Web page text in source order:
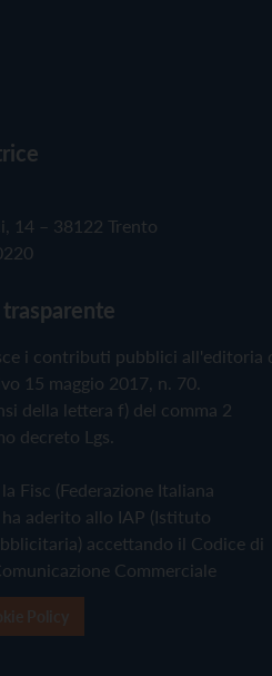
14 – 38122 Trento
i contributi pubblici all'editoria
15 maggio 2017, n. 70.
della lettera f) del comma 2
decreto Lgs.
Fisc (Federazione Italiana
aderito allo IAP (Istituto
accettando il Codice di
Commerciale